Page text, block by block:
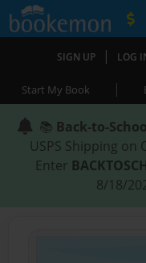
SIGN UP | LOG
Start My Book |
📚 Back-to-
USPS Shipping on
Enter
8/18/